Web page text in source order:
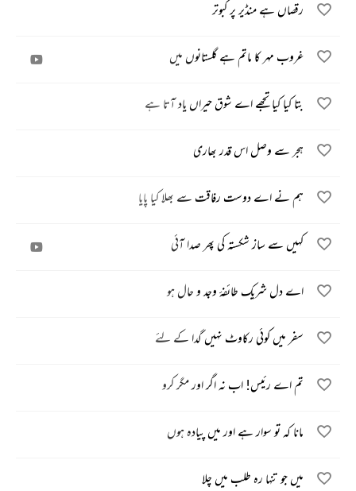
رقصاں ہے منڈیر پر کبوتر
غروب مہر کا ماتم ہے گلستانوں میں
بتا کیا کیا تجھے اے شوق حیراں یاد آتا ہے
ہجر سے وصل اس قدر بھاری
ہم نے اے دوست رفاقت سے بھلا کیا پایا
کہیں سے ساز شکستہ کی پھر صدا آئی
اے دل شریک طائفۂ وجد و حال ہو
سفر میں کوئی رکاوٹ نہیں گدا کے لئے
تم اے رئیس! اب نہ اگر اور مگر کرو
مانا کہ تو سوار ہے اور میں پیادہ ہوں
میں جو تنہا رہ طلب میں چلا